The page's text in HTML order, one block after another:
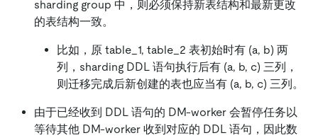
sharding group 中，则必须保持新表结构和最新更改
的表结构一致。
比如，原 table_1, table_2 表初始时有 (a, b) 两
列，sharding DDL 语句执行后有 (a, b, c) 三列，
则迁移完成后新创建的表也应当有 (a, b, c) 三列。
由于已经收到 DDL 语句的 DM-worker 会暂停任务以
等待其他 DM-worker 收到对应的 DDL 语句，因此数